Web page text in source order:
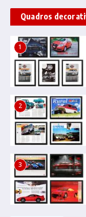
Quadros
1
2
3